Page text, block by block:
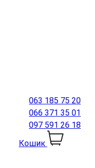
063 185 75 20
066 371 35 01
097 591 26 18
Кошик